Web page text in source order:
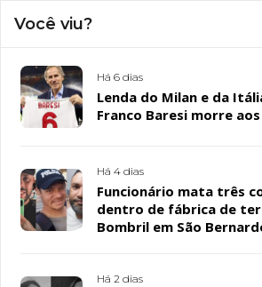
Você viu?
Há 6 dias
Lenda do Milan e da
Franco Baresi morre
Há 4 dias
Funcionário mata três
dentro de fábrica de
Bombril em São
Há 2 dias